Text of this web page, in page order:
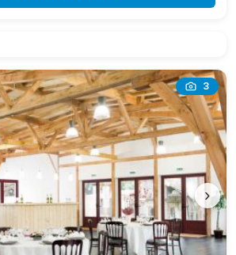
3
›